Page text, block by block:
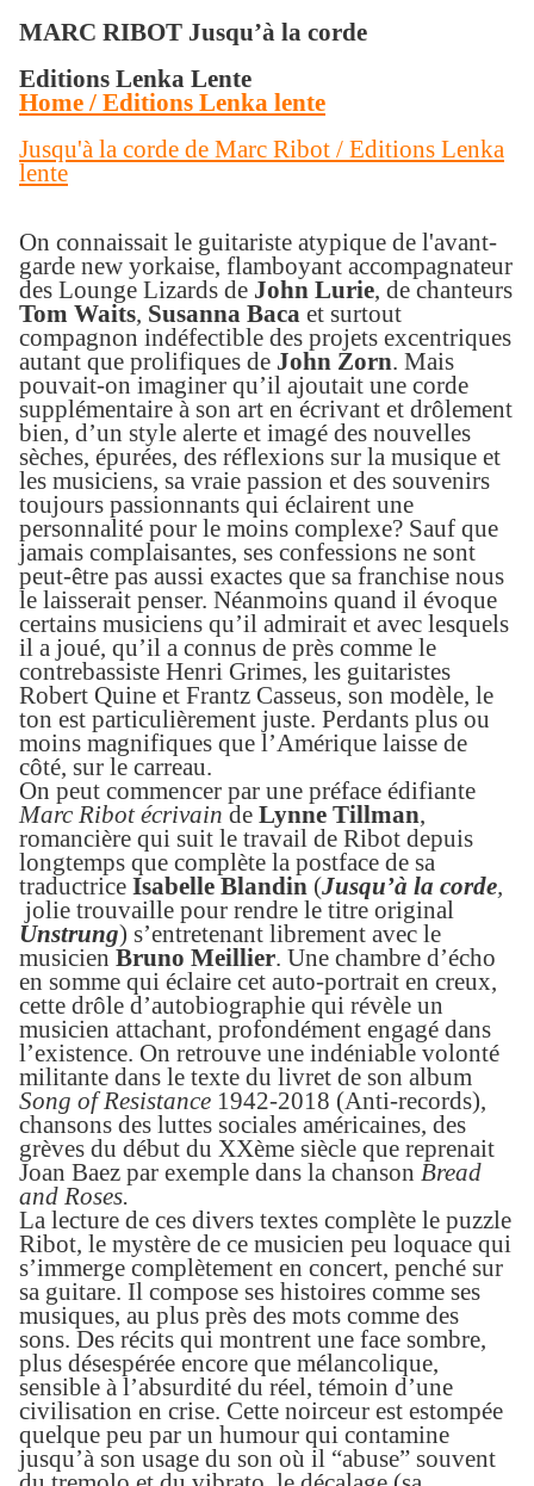
MARC RIBOT Jusqu’à la corde
Editions Lenka Lente
Home / Editions Lenka lente
Jusqu'à la corde de Marc Ribot / Editions Lenka
lente
On connaissait le guitariste atypique de l'avant-
garde new yorkaise, flamboyant accompagnateur
des Lounge Lizards de John Lurie, de chanteurs
Tom Waits, Susanna Baca et surtout
compagnon indéfectible des projets excentriques
autant que prolifiques de John Zorn. Mais
pouvait-on imaginer qu’il ajoutait une corde
supplémentaire à son art en écrivant et drôlement
bien, d’un style alerte et imagé des nouvelles
sèches, épurées, des réflexions sur la musique et
les musiciens, sa vraie passion et des souvenirs
toujours passionnants qui éclairent une
personnalité pour le moins complexe? Sauf que
jamais complaisantes, ses confessions ne sont
peut-être pas aussi exactes que sa franchise nous
le laisserait penser. Néanmoins quand il évoque
certains musiciens qu’il admirait et avec lesquels
il a joué, qu’il a connus de près comme le
contrebassiste Henri Grimes, les guitaristes
Robert Quine et Frantz Casseus, son modèle, le
ton est particulièrement juste. Perdants plus ou
moins magnifiques que l’Amérique laisse de
côté, sur le carreau.
On peut commencer par une préface édifiante
Marc Ribot écrivain de Lynne Tillman,
romancière qui suit le travail de Ribot depuis
longtemps que complète la postface de sa
traductrice Isabelle Blandin (Jusqu’à la corde,
jolie trouvaille pour rendre le titre original
Unstrung) s’entretenant librement avec le
musicien Bruno Meillier. Une chambre d’écho
en somme qui éclaire cet auto-portrait en creux,
cette drôle d’autobiographie qui révèle un
musicien attachant, profondément engagé dans
l’existence. On retrouve une indéniable volonté
militante dans le texte du livret de son album
Song of Resistance 1942-2018 (Anti-records),
chansons des luttes sociales américaines, des
grèves du début du XXème siècle que reprenait
Joan Baez par exemple dans la chanson Bread
and Roses.
La lecture de ces divers textes complète le puzzle
Ribot, le mystère de ce musicien peu loquace qui
s’immerge complètement en concert, penché sur
sa guitare. Il compose ses histoires comme ses
musiques, au plus près des mots comme des
sons. Des récits qui montrent une face sombre,
plus désespérée encore que mélancolique,
sensible à l’absurdité du réel, témoin d’une
civilisation en crise. Cette noirceur est estompée
quelque peu par un humour qui contamine
jusqu’à son usage du son où il “abuse” souvent